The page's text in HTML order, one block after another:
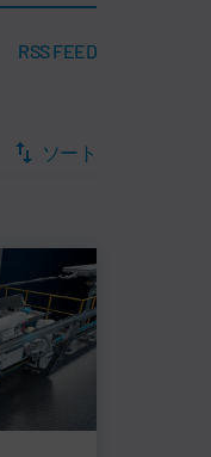
RSS FEED
ソート